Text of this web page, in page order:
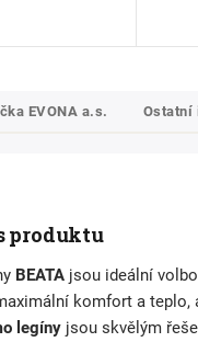
EVONA a.s. Ostatní
produktu
BEATA jsou ideální
komfort a
legíny jsou skvělým